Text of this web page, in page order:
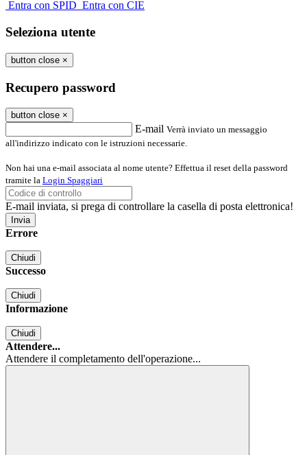
Entra con SPID Entra con CIE
Seleziona utente
button close ×
Recupero password
button close ×
E-mail Verrà inviato un messaggio
all'indirizzo indicato con le istruzioni necessarie.
Non hai una e-mail associata al nome utente? Effettua il reset della password
tramite la Login Spaggiari
E-mail inviata, si prega di controllare la casella di posta elettronica!
Errore
Chiudi
Successo
Chiudi
Informazione
Chiudi
Attendere...
Attendere il completamento dell'operazione...